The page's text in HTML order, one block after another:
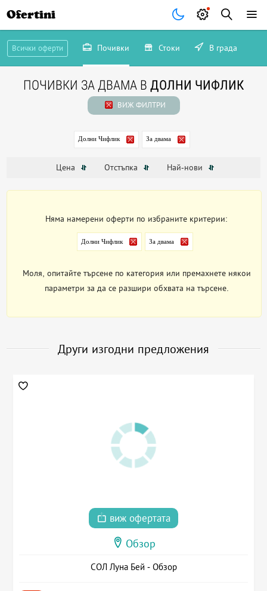
Ofertini
Всички оферти Почивки Стоки В града
ПОЧИВКИ ЗА ДВАМА В ДОЛНИ ЧИФЛИК
ВИЖ ФИЛТРИ
Долни Чифлик За двама
Цена Отстъпка Най-нови
Няма намерени оферти по избраните критерии:
Долни Чифлик За двама
Моля, опитайте търсене по категория или премахнете някои
параметри за да се разшири обхвата на търсене.
Други изгодни предложения
виж офертата
Обзор
СОЛ Луна Бей - Обзор